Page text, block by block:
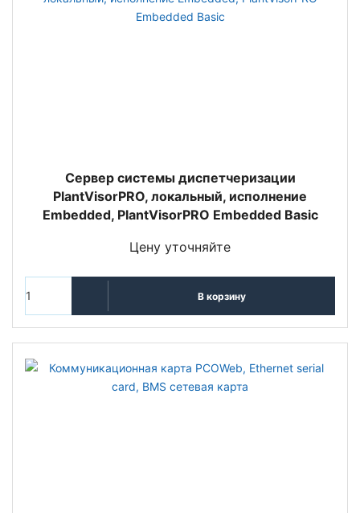
Сервер системы диспетчеризации
PlantVisorPRO, локальный, исполнение
Embedded, PlantVisorPRO Embedded Basic
Цену уточняйте
В корзину